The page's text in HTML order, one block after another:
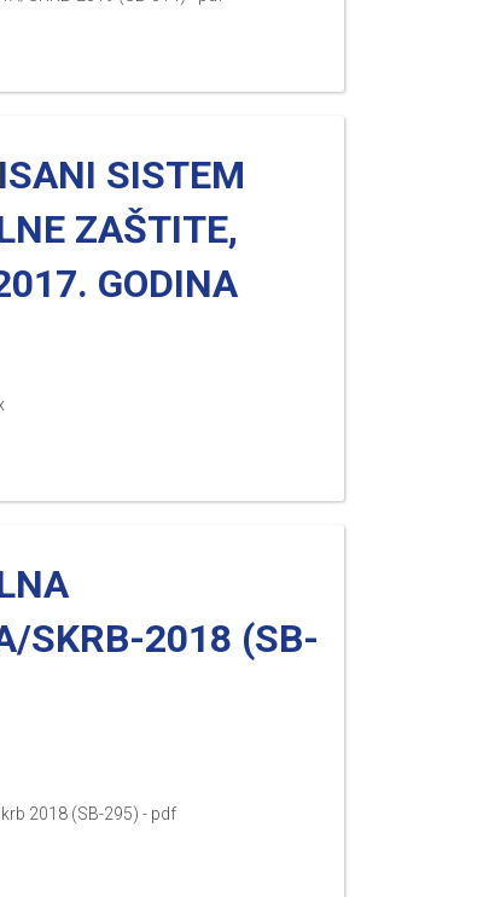
SISTEM
ZAŠTITE,
GODINA
SKRB-2018 (SB-
2018 (SB-295) - pdf